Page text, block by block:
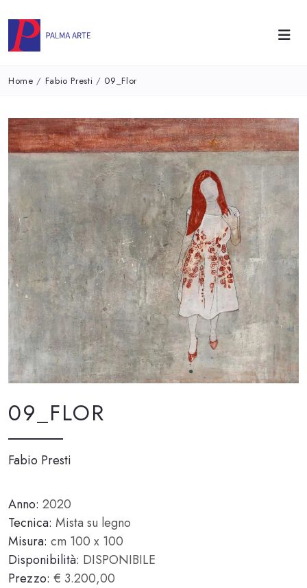
Home / Fabio Presti / 09_Flor
09_FLOR
Fabio Presti
Anno: 2020
Tecnica: Mista su legno
Misura: cm 100 x 100
Disponibilità: DISPONIBILE
Prezzo: € 3.200,00